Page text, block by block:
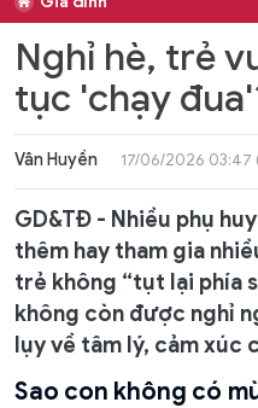
Nghỉ hè, trẻ
tục 'chạy
Vân Huyền 17/06/2026 03:47
GD&TĐ - Nhiều phụ
thêm hay tham gia
trẻ không “tụt lại phía
không còn được nghỉ
lụy về tâm lý, cảm xúc
Sao con không có